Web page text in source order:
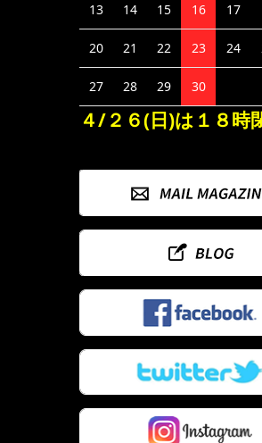
13 14 15 16 17
20 21 22 23 24
27 28 29 30
４/２６(日)は１８時